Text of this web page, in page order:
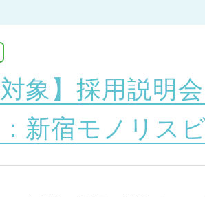
対象】採用説明
新宿モノリス